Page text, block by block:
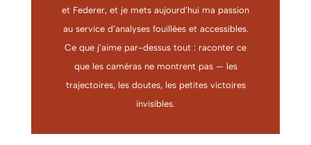
et Federer, et je mets aujourd’hui ma passion
au service d’analyses fouillées et accessibles.
Ce que j’aime par-dessus tout : raconter ce
que les caméras ne montrent pas — les
trajectoires, les doutes, les petites victoires
invisibles.